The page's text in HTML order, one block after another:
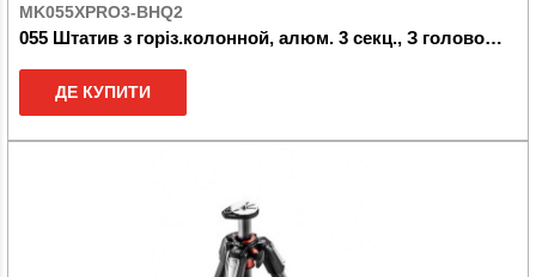
MK055XPRO3-BHQ2
055 Штатив з горіз.колонной, алюм. 3 секц., З головою BHQ2
ДЕ КУПИТИ